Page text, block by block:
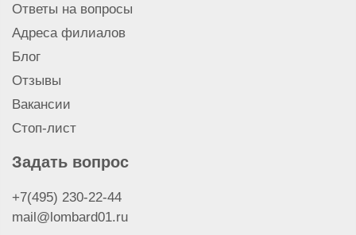
Продать лобзик Makita
Продать болгарку (УШМ) Makita
Продать шуруповерт Makita
Продать перфоратор Makita
Продать электроинструмент
Ответы на вопросы
Адреса филиалов
Блог
Отзывы
Вакансии
Стоп-лист
Задать вопрос
+7(495) 230-22-44
mail@lombard01.ru